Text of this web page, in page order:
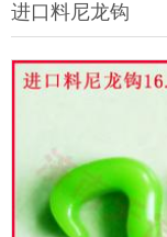
进口料尼龙钩